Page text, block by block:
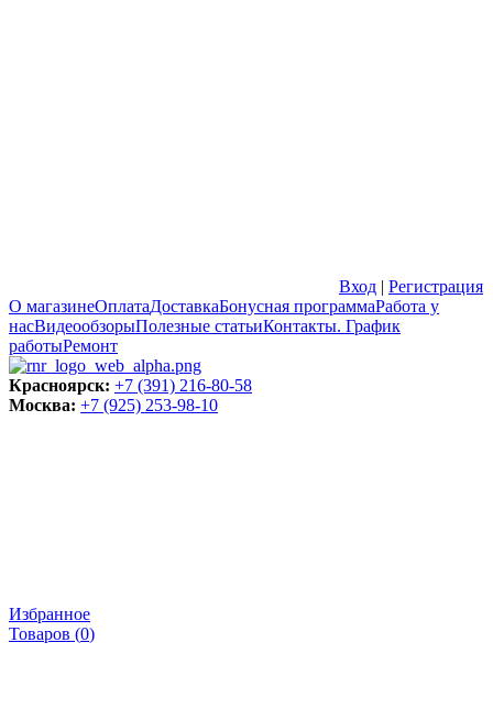
Вход | Регистрация
О магазинеОплатаДоставкаБонусная программаРабота у
насВидеообзорыПолезные статьиКонтакты. График
работыРемонт
Красноярск: +7 (391) 216-80-58
Москва: +7 (925) 253-98-10
Избранное
Товаров (0)